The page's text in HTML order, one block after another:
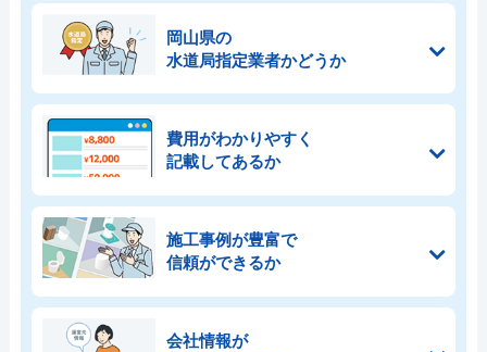
岡山県の
水道局指定業者かどうか
費用がわかりやすく
記載してあるか
施工事例が豊富で
信頼ができるか
会社情報が